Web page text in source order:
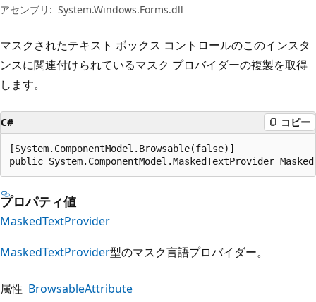
アセンブリ: System.Windows.Forms.dll
マスクされたテキスト ボックス コントロールのこのインスタ
ンスに関連付けられているマスク プロバイダーの複製を取得
します。
C# コピー
[System.ComponentModel.Browsable(false)]
public System.ComponentModel.MaskedTextProvider
プロパティ値
MaskedTextProvider
MaskedTextProvider型のマスク言語プロバイダー。
属性 BrowsableAttribute